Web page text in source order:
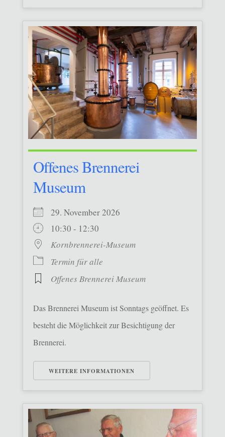
Offenes Brennerei
Museum
29. November 2026
10:30 - 12:30
Kornbrennerei-Museum
Termin für alle
Offenes Brennerei Museum
Das Brennerei Museum ist Sonntags geöffnet. Es
besteht die Möglichkeit zur Besichtigung der
Brennerei.
WEITERE INFORMATIONEN